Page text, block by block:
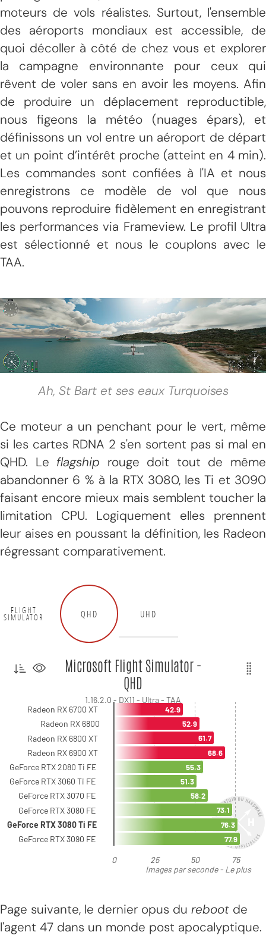
moteurs de vols réalistes. Surtout, l'ensemble
des aéroports mondiaux est accessible, de
quoi décoller à côté de chez vous et explorer
la campagne environnante pour ceux qui
rêvent de voler sans en avoir les moyens. Afin
de produire un déplacement reproductible,
nous figeons la météo (nuages épars), et
définissons un vol entre un aéroport de départ
et un point d’intérêt proche (atteint en 4 min).
Les commandes sont confiées à l'IA et nous
enregistrons ce modèle de vol que nous
pouvons reproduire fidèlement en enregistrant
les performances via Frameview. Le profil Ultra
est sélectionné et nous le couplons avec le
TAA.
Ah, St Bart et ses eaux Turquoises
Ce moteur a un penchant pour le vert, même
si les cartes RDNA 2 s'en sortent pas si mal en
QHD. Le flagship rouge doit tout de même
abandonner 6 % à la RTX 3080, les Ti et 3090
faisant encore mieux mais semblent toucher la
limitation CPU. Logiquement elles prennent
leur aises en poussant la définition, les Radeon
régressant comparativement.
Page suivante, le dernier opus du reboot de
l'agent 47 dans un monde post apocalyptique.